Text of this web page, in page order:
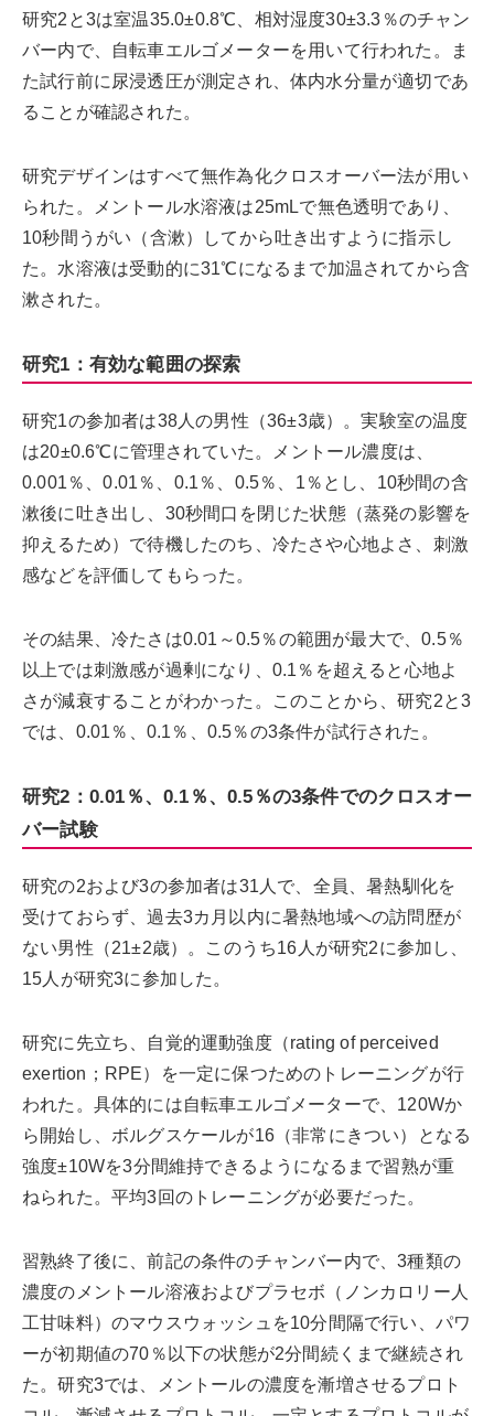
研究2と3は室温35.0±0.8℃、相対湿度30±3.3％のチャン
バー内で、自転車エルゴメーターを用いて行われた。ま
た試行前に尿浸透圧が測定され、体内水分量が適切であ
ることが確認された。
研究デザインはすべて無作為化クロスオーバー法が用い
られた。メントール水溶液は25mLで無色透明であり、
10秒間うがい（含漱）してから吐き出すように指示し
た。水溶液は受動的に31℃になるまで加温されてから含
漱された。
研究1：有効な範囲の探索
研究1の参加者は38人の男性（36±3歳）。実験室の温度
は20±0.6℃に管理されていた。メントール濃度は、
0.001％、0.01％、0.1％、0.5％、1％とし、10秒間の含
漱後に吐き出し、30秒間口を閉じた状態（蒸発の影響を
抑えるため）で待機したのち、冷たさや心地よさ、刺激
感などを評価してもらった。
その結果、冷たさは0.01～0.5％の範囲が最大で、0.5％
以上では刺激感が過剰になり、0.1％を超えると心地よ
さが減衰することがわかった。このことから、研究2と3
では、0.01％、0.1％、0.5％の3条件が試行された。
研究2：0.01％、0.1％、0.5％の3条件でのクロスオー
バー試験
研究の2および3の参加者は31人で、全員、暑熱馴化を
受けておらず、過去3カ月以内に暑熱地域への訪問歴が
ない男性（21±2歳）。このうち16人が研究2に参加し、
15人が研究3に参加した。
研究に先立ち、自覚的運動強度（rating of perceived
exertion；RPE）を一定に保つためのトレーニングが行
われた。具体的には自転車エルゴメーターで、120Wか
ら開始し、ボルグスケールが16（非常にきつい）となる
強度±10Wを3分間維持できるようになるまで習熟が重
ねられた。平均3回のトレーニングが必要だった。
習熟終了後に、前記の条件のチャンバー内で、3種類の
濃度のメントール溶液およびプラセボ（ノンカロリー人
工甘味料）のマウスウォッシュを10分間隔で行い、パワ
ーが初期値の70％以下の状態が2分間続くまで継続され
た。研究3では、メントールの濃度を漸増させるプロト